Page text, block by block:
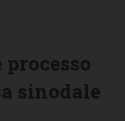
verifica
e
sinodale